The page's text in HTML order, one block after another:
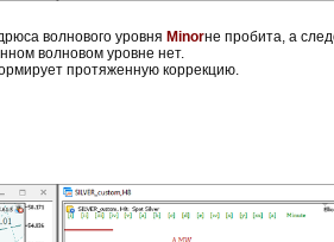
волнового уровня Minorне пробита, а
волновом уровне нет.
протяженную коррекцию.